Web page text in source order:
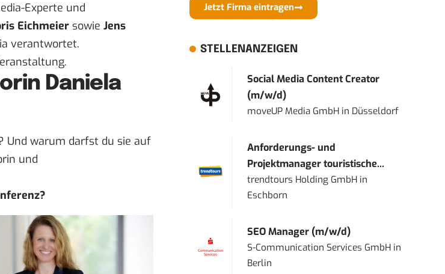
Experte und
Eichmeier sowie Jens
verantwortet.
.
Daniela
Und warum darfst du sie auf
und
Jetzt Firma eintragen
STELLENANZEIGEN
Social Media Content Creator
(m/w/d)
moveUP Media GmbH in Düsseldorf
Anforderungs- und
Projektmanager touristische...
trendtours Holding GmbH in
Eschborn
SEO Manager (m/w/d)
S-Communication Services GmbH in
Berlin